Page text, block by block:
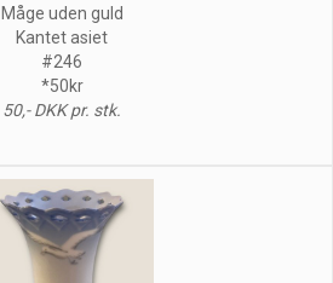
Måge uden guld
Kantet asiet
#246
*50kr
50,- DKK pr. stk.